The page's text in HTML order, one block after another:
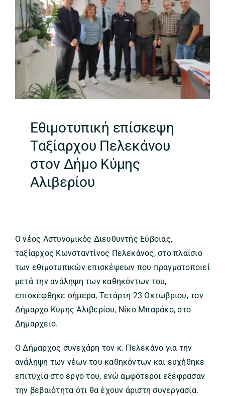
Εθιμοτυπική επίσκεψη
Ταξίαρχου Πελεκάνου
στον Δήμο Κύμης
Αλιβερίου
Ο νέος Αστυνομικός Διευθυντής Εύβοιας,
ταξίαρχος Κωνσταντίνος Πελεκάνος, στο πλαίσιο
των εθιμοτυπικών επισκέψεων που πραγματοποιεί
μετά την ανάληψη των καθηκόντων του,
επισκέφθηκε σήμερα, Τετάρτη 23 Οκτωβρίου, τον
Δήμαρχο Κύμης Αλιβερίου, Νίκο Μπαράκο, στο
Δημαρχείο.
Ο Δήμαρχος συνεχάρη τον κ. Πελεκάνο για την
ανάληψη των νέων του καθηκόντων και ευχήθηκε
επιτυχία στο έργο του, ενώ αμφότεροι εξέφρασαν
την βεβαιότητα ότι θα έχουν άριστη συνεργασία.